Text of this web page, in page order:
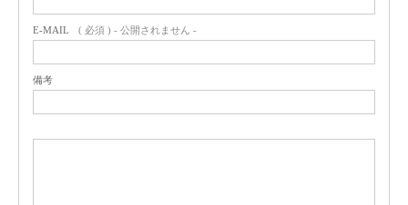
E-MAIL ( 必須 ) - 公開されません -
備考